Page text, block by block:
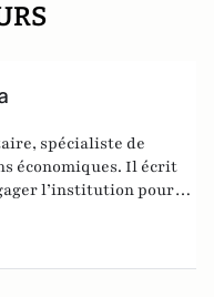
spécialiste de
économiques. Il écrit
l’institution pour